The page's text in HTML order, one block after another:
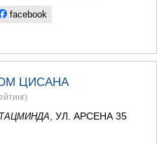
facebook
ЦИСАНА
)
, УЛ. АРСЕНА 35